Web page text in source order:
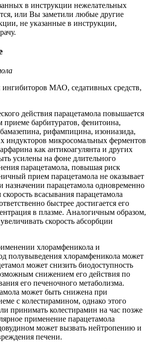
в инструкции нежелательных
или Вы заметили любые другие
не указанные в инструкции,
ингибиторов МАО, седативных средств,
действия парацетамола повышается
барбитуратов, фенитоина,
рифампицина, изониазида,
индукторов микросомальных ферментов
как антикоагулянта и других
усилены на фоне длительного
парацетамола, повышая риск
прием парацетамола не оказывает
назначении парацетамола одновременно
всасывания парацетамола
быстрее достигается его
в плазме. Аналогичным образом,
скорость абсорбции
хлорамфеникола и
полувыведения хлорамфеникола может
может снизить биодоступность
снижением его действия по
его печеночного метаболизма.
может быть снижена при
с колестирамином, однако этого
принимать колестирамин на час позже
применение парацетамола
может вызвать нейтропению и
печени.